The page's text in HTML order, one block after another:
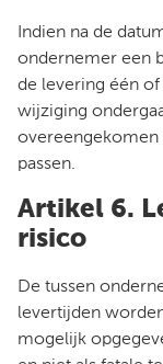
Indien na de
ondernemer een
de levering één
wijziging
overeengekomen
passen.
Artikel 6.
risico
De tussen
levertijden
mogelijk